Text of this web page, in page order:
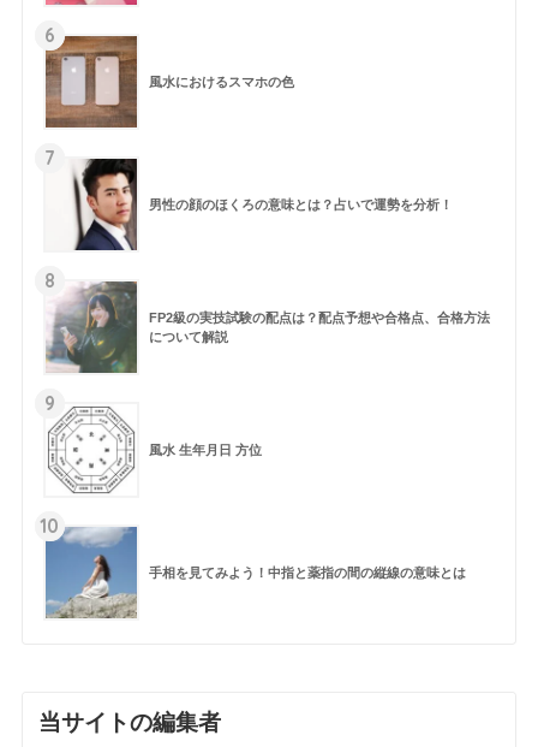
6
風水におけるスマホの色
7
男性の顔のほくろの意味とは？占いで運勢を分析！
8
FP2級の実技試験の配点は？配点予想や合格点、合格方法
について解説
9
風水 生年月日 方位
10
手相を見てみよう！中指と薬指の間の縦線の意味とは
当サイトの編集者